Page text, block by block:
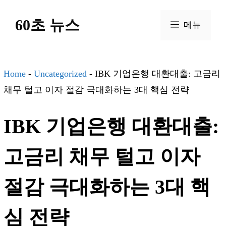
건
너
기
60초 뉴스 메뉴
Home - Uncategorized - IBK 기업은행 대환대출: 고금리
채무 털고 이자 절감 극대화하는 3대 핵심 전략
IBK 기업은행 대환대출:
고금리 채무 털고 이자
절감 극대화하는 3대 핵
심 전략